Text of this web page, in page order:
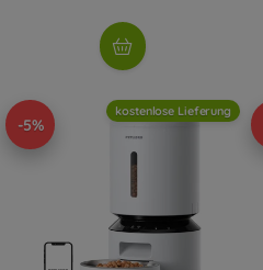
-5%
kostenlose Lieferung